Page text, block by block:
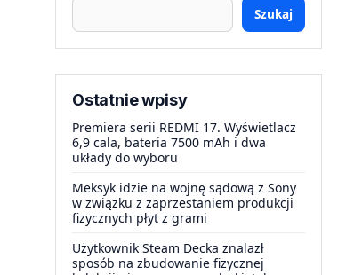
Szukaj
Ostatnie wpisy
Premiera serii REDMI 17. Wyświetlacz
6,9 cala, bateria 7500 mAh i dwa
układy do wyboru
Meksyk idzie na wojnę sądową z Sony
w związku z zaprzestaniem produkcji
fizycznych płyt z grami
Użytkownik Steam Decka znalazł
sposób na zbudowanie fizycznej